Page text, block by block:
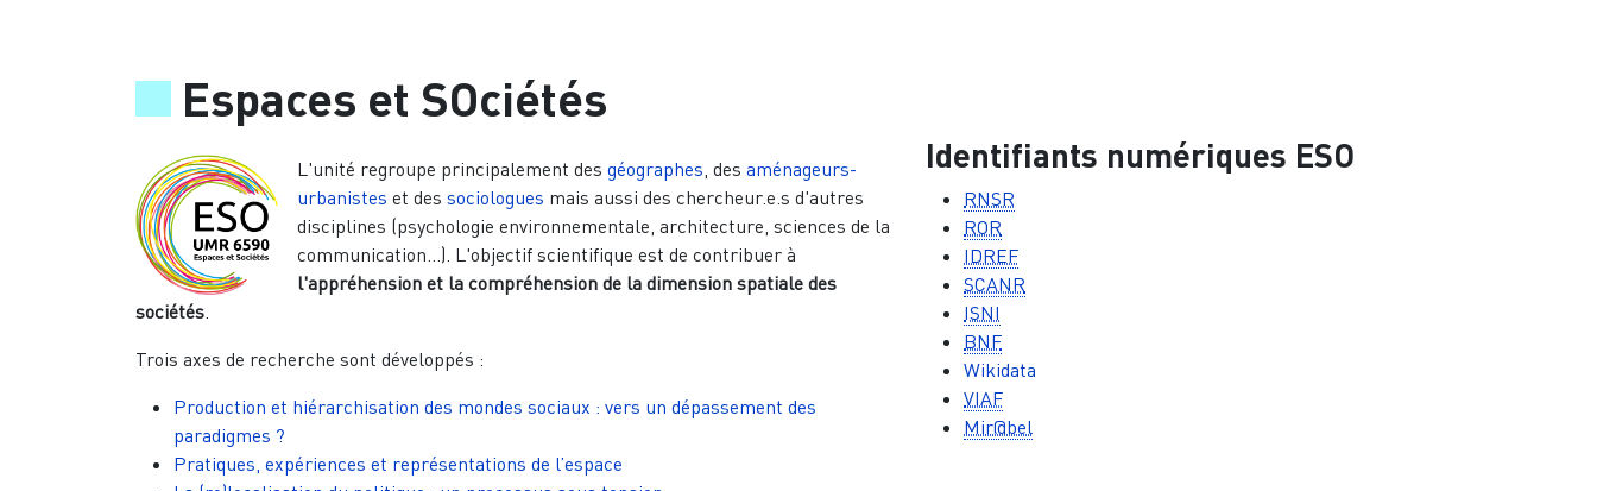
Espaces et SOciétés
L'unité regroupe principalement des géographes, des aménageurs-
urbanistes et des sociologues mais aussi des chercheur.e.s d'autres
disciplines (psychologie environnementale, architecture, sciences de la
communication...). L'objectif scientifique est de contribuer à
l'appréhension et la compréhension de la dimension spatiale des
sociétés.
Trois axes de recherche sont développés :
Production et hiérarchisation des mondes sociaux : vers un dépassement des
paradigmes ?
Pratiques, expériences et représentations de l’espace
Identifiants numériques ESO
RNSR
ROR
IDREF
SCANR
ISNI
BNF
Wikidata
VIAF
Mir@bel